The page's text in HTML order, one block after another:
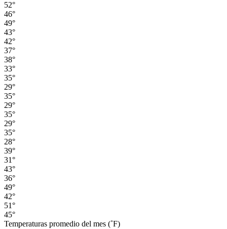
52°
46°
49°
43°
42°
37°
38°
33°
35°
29°
35°
29°
35°
29°
35°
28°
39°
31°
43°
36°
49°
42°
51°
45°
Temperaturas promedio del mes (˚F)